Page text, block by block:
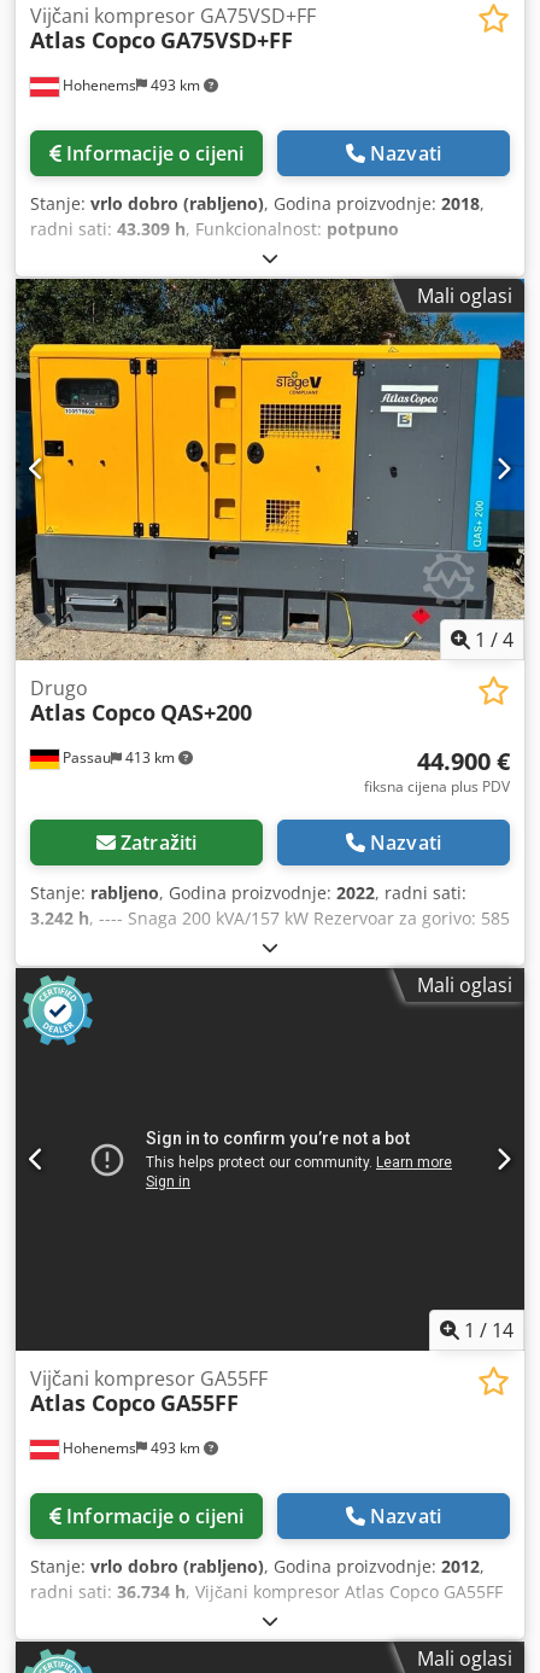
Hohenems 493 km
Vijčani kompresor GA75VSD+FF
Atlas Copco GA75VSD+FF
Informacije o cijeni Nazvati
Stanje: vrlo dobro (rabljeno), Godina proizvodnje: 2018,
radni sati: 43.309 h, Funkcionalnost: potpuno
, Vijčani kompresor Atlas Copco GA75VSD+FF
Djdpfozp Urwjx Achskr Pretvarač i sušilica integrirani 75
kW 12,75 bara 15,50 m3/min Godina proizvodnje: 2018
Radni sati: 43.309
Mali oglasi
1 /4
Passau 413 km
Drugo
Atlas Copco QAS+200
44.900 €
fiksna cijena plus PDV
Zatražiti Nazvati
Stanje: rabljeno, Godina proizvodnje: 2022, radni sati:
3.242 h, ---- Snaga 200 kVA/157 kW Rezervoar za gorivo: 585
litara 3242 radna sata, godina proizvodnje 12/2022
Utikačnice: 125-63-32-16 A + DS Prekidač diferencijalne
struje tipa B Dodszrkuaspfx Achekr
Mali oglasi
1 / 14
Hohenems 493 km
Vijčani kompresor GA55FF
Atlas Copco GA55FF
Informacije o cijeni Nazvati
Stanje: vrlo dobro (rabljeno), Godina proizvodnje: 2012,
radni sati: 36.734 h, Vijčani kompresor Atlas Copco GA55FF
Integrirani sušilnik 55 kW 9,80 bara 8,87 m3/min Godina
proizvodnje: 2012 Radni sati: 36.734 Dodezphrwepfx Achjkr
Mali oglasi